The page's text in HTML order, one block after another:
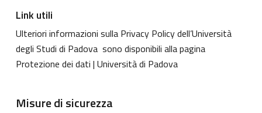
Link utili
Ulteriori informazioni sulla Privacy Policy dell’Università
degli Studi di Padova sono disponibili alla pagina
Protezione dei dati | Università di Padova
Misure di sicurezza